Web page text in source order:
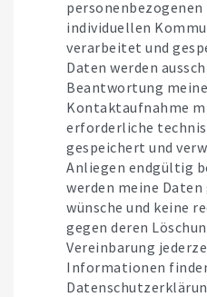
personenbezogenen
individuellen
verarbeitet und
Daten werden
Beantwortung
Kontaktaufnahme
erforderliche
gespeichert und
Anliegen endgültig
werden meine
wünsche und keine
gegen deren
Vereinbarung
Informationen